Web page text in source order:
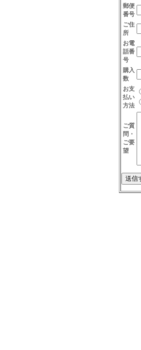
郵便
番号
ご住
所
お電
話番
号
購入
数
お支
払い
方法
ご質
問・
ご要
望